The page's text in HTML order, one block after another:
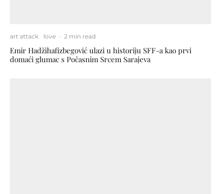
art attack love · 2 min read
Emir Hadžihafizbegović ulazi u historiju SFF-a kao prvi
domaći glumac s Počasnim Srcem Sarajeva